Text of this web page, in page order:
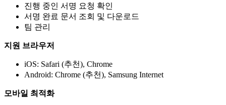
진행 중인 서명 요청 확인
서명 완료 문서 조회 및 다운로드
팀 관리
지원 브라우저
iOS: Safari (추천), Chrome
Android: Chrome (추천), Samsung Internet
모바일 최적화